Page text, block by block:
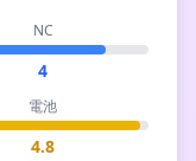
NC
4
電池
4.8